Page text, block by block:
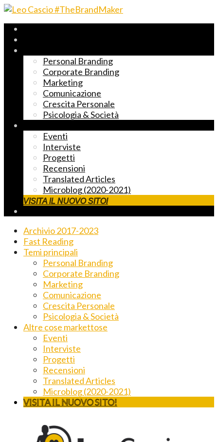
Personal Branding
Corporate Branding
Marketing
Comunicazione
Crescita Personale
Psicologia & Società
Eventi
Interviste
Progetti
Recensioni
Translated Articles
Microblog (2020-2021)
VISITA IL NUOVO SITO!
Archivio 2017-2023
Fast Reading
Temi principali
Personal Branding
Corporate Branding
Marketing
Comunicazione
Crescita Personale
Psicologia & Società
Altre cose markettose
Eventi
Interviste
Progetti
Recensioni
Translated Articles
Microblog (2020-2021)
VISITA IL NUOVO SITO!